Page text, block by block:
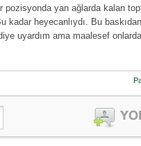
pozisyonda yan ağlarda kalan
heyecanlıydı. Bu
uyardım ama maalesef